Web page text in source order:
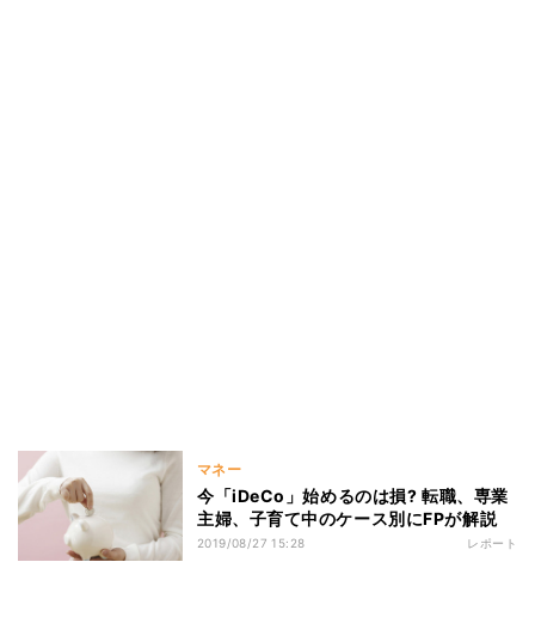
マネー
今「iDeCo」始めるのは損? 転職、専業
主婦、子育て中のケース別にFPが解説
2019/08/27 15:28 レポート